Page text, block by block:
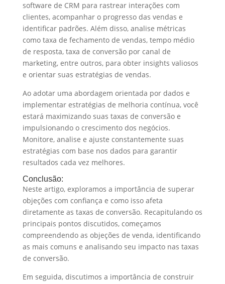
software de CRM para rastrear interações com
clientes, acompanhar o progresso das vendas e
identificar padrões. Além disso, analise métricas
como taxa de fechamento de vendas, tempo médio
de resposta, taxa de conversão por canal de
marketing, entre outros, para obter insights valiosos
e orientar suas estratégias de vendas.
Ao adotar uma abordagem orientada por dados e
implementar estratégias de melhoria contínua, você
estará maximizando suas taxas de conversão e
impulsionando o crescimento dos negócios.
Monitore, analise e ajuste constantemente suas
estratégias com base nos dados para garantir
resultados cada vez melhores.
Conclusão:
Neste artigo, exploramos a importância de superar
objeções com confiança e como isso afeta
diretamente as taxas de conversão. Recapitulando os
principais pontos discutidos, começamos
compreendendo as objeções de venda, identificando
as mais comuns e analisando seu impacto nas taxas
de conversão.
Em seguida, discutimos a importância de construir